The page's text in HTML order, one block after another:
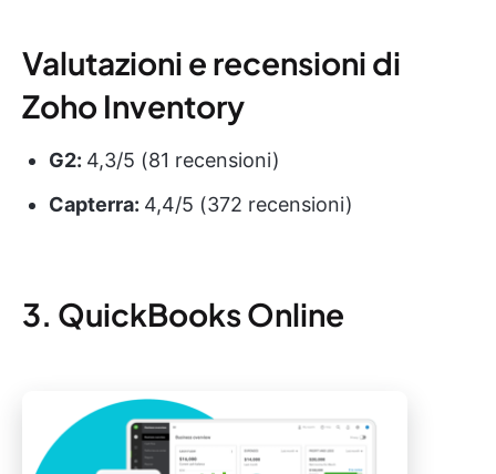
Valutazioni e recensioni di
Zoho Inventory
G2: 4,3/5 (81 recensioni)
Capterra: 4,4/5 (372 recensioni)
3. QuickBooks Online